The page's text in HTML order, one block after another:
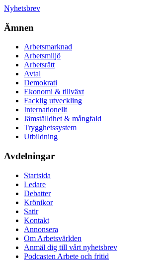
Nyhetsbrev
Ämnen
Arbetsmarknad
Arbetsmiljö
Arbetsrätt
Avtal
Demokrati
Ekonomi & tillväxt
Facklig utveckling
Internationellt
Jämställdhet & mångfald
Trygghetssystem
Utbildning
Avdelningar
Startsida
Ledare
Debatter
Krönikor
Satir
Kontakt
Annonsera
Om Arbetsvärlden
Anmäl dig till vårt nyhetsbrev
Podcasten Arbete och fritid